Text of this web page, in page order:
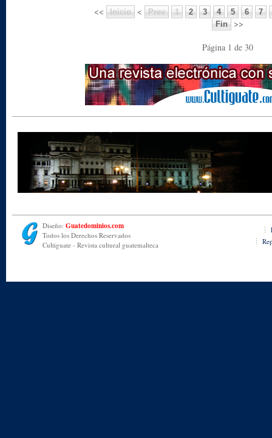
<<
Inicio < Prev 1 2 3 4 5 6
7
Fin
>>
Página 1 de 30
Diseño: Guatedominios.com
Todos los Derechos Reservados
Cultiguate - Revista cultural guatemalteca